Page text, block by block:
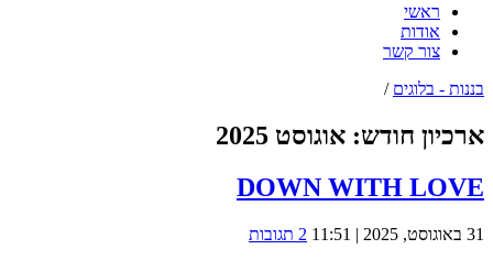
ראשי
אודות
צור קשר
בננות - בלוגים /
ארכיון חודש: אוגוסט 2025
DOWN WITH LOVE
31 באוגוסט, 2025 | 11:51
2 תגובות